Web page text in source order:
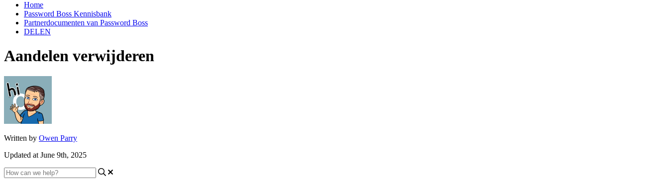
Home
Password Boss Kennisbank
Partnerdocumenten van Password Boss
DELEN
Aandelen verwijderen
Written by Owen Parry
Updated at June 9th, 2025